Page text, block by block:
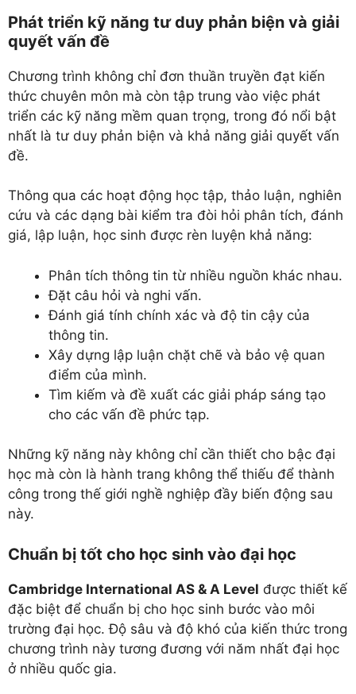
Phát triển kỹ năng tư duy phản biện và giải
quyết vấn đề
Chương trình không chỉ đơn thuần truyền đạt kiến
thức chuyên môn mà còn tập trung vào việc phát
triển các kỹ năng mềm quan trọng, trong đó nổi bật
nhất là tư duy phản biện và khả năng giải quyết vấn
đề.
Thông qua các hoạt động học tập, thảo luận, nghiên
cứu và các dạng bài kiểm tra đòi hỏi phân tích, đánh
giá, lập luận, học sinh được rèn luyện khả năng:
Phân tích thông tin từ nhiều nguồn khác nhau.
Đặt câu hỏi và nghi vấn.
Đánh giá tính chính xác và độ tin cậy của
thông tin.
Xây dựng lập luận chặt chẽ và bảo vệ quan
điểm của mình.
Tìm kiếm và đề xuất các giải pháp sáng tạo
cho các vấn đề phức tạp.
Những kỹ năng này không chỉ cần thiết cho bậc đại
học mà còn là hành trang không thể thiếu để thành
công trong thế giới nghề nghiệp đầy biến động sau
này.
Chuẩn bị tốt cho học sinh vào đại học
Cambridge International AS & A Level được thiết kế
đặc biệt để chuẩn bị cho học sinh bước vào môi
trường đại học. Độ sâu và độ khó của kiến thức trong
chương trình này tương đương với năm nhất đại học
ở nhiều quốc gia.